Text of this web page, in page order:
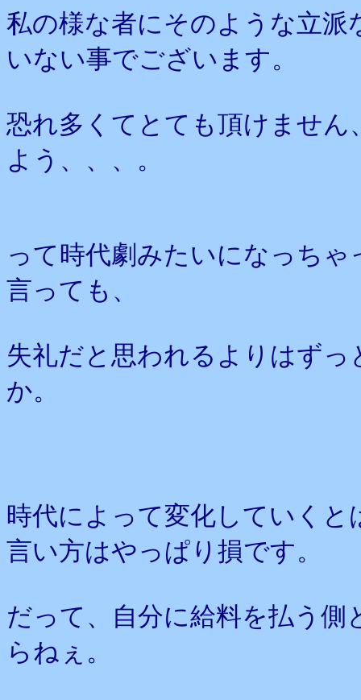
私の様な者にそのような立
いない事でございます。
恐れ多くてとても頂けませ
よう、、、。
って時代劇みたいになっち
言っても、
失礼だと思われるよりはず
か。
時代によって変化していく
言い方はやっぱり損です。
だって、自分に給料を払う
らねぇ。